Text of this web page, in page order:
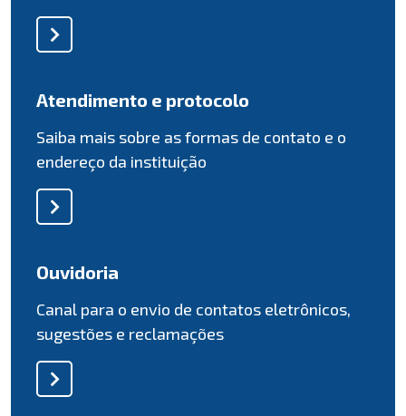
Atendimento e protocolo
Saiba mais sobre as formas de contato e o
endereço da instituição
Ouvidoria
Canal para o envio de contatos eletrônicos,
sugestões e reclamações